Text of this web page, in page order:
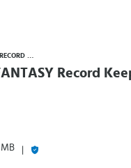
FINAL FANTASY RECORD KEEPER
Record